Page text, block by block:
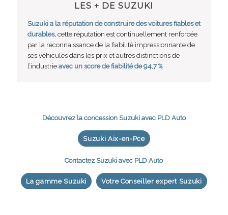
LES+ DE SUZUKI
Suzuki a la réputation de construire des voitures fiables et
durables, cette réputation est continuellement renforcée
par la reconnaissance de la fiabilité impressionnante de
ses véhicules dans les prix et autres distinctions de
l’industrie avec un score de fiabilité de 94,7 %
Découvrez la concession Suzuki avec PLD Auto
Suzuki Aix-en-Pce
Contactez Suzuki avec PLD Auto
La gamme Suzuki Votre Conseiller expert Suzuki